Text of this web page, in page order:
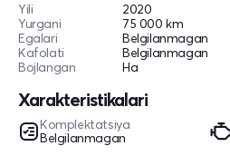
Yili
2020
Yurgani
75 000 km
Egalari
Belgilanmagan
Kafolati
Belgilanmagan
Bojlangan
Ha
Xarakteristikalari
Komplektatsiya
Belgilanmagan